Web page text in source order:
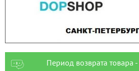
Период возврата товара -